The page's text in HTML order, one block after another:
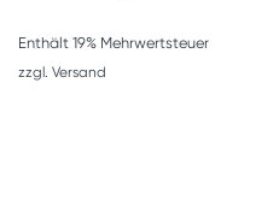
Enthält 19% Mehrwertsteuer
zzgl. Versand